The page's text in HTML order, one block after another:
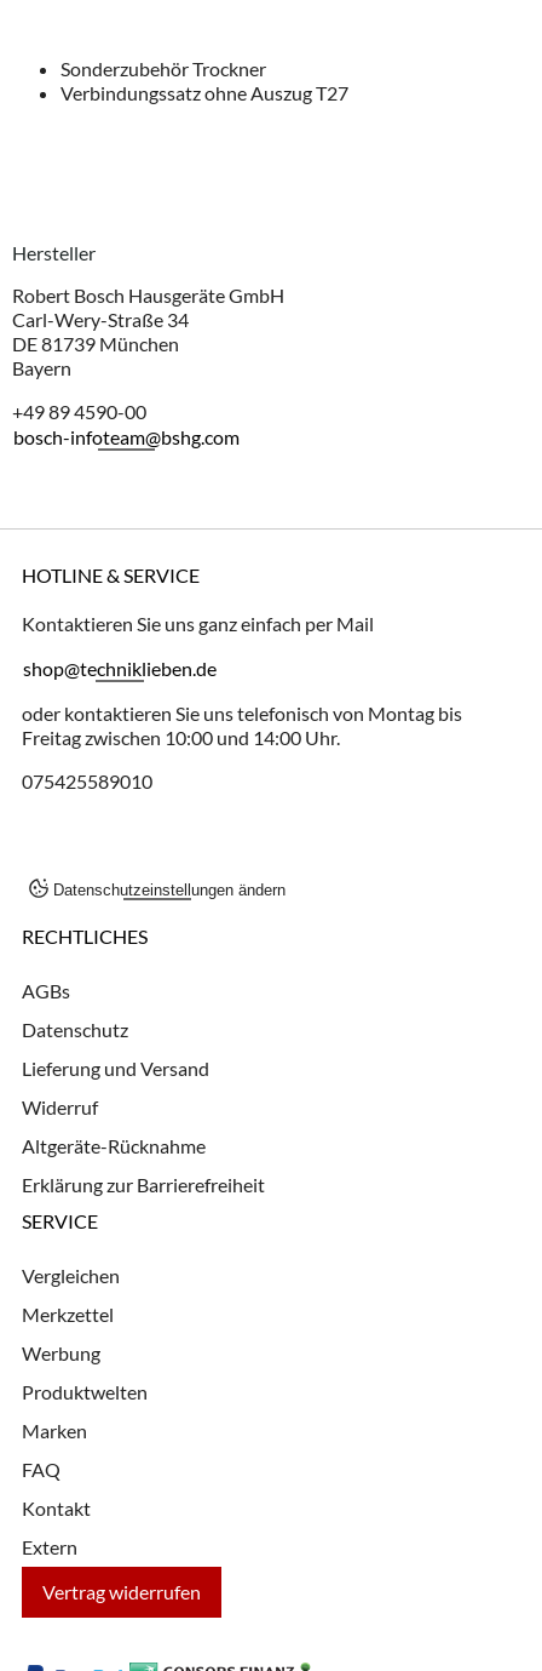
Sonderzubehör Trockner
Verbindungssatz ohne Auszug T27
Hersteller
Robert Bosch Hausgeräte GmbH
Carl-Wery-Straße 34
DE 81739 München
Bayern
+49 89 4590-00
bosch-infoteam@bshg.com
HOTLINE & SERVICE
Kontaktieren Sie uns ganz einfach per Mail
shop@techniklieben.de
oder kontaktieren Sie uns telefonisch von Montag bis
Freitag zwischen 10:00 und 14:00 Uhr.
075425589010
Datenschutzeinstellungen ändern
RECHTLICHES
AGBs
Datenschutz
Lieferung und Versand
Widerruf
Altgeräte-Rücknahme
Erklärung zur Barrierefreiheit
SERVICE
Vergleichen
Merkzettel
Werbung
Produktwelten
Marken
FAQ
Kontakt
Extern
Vertrag widerrufen